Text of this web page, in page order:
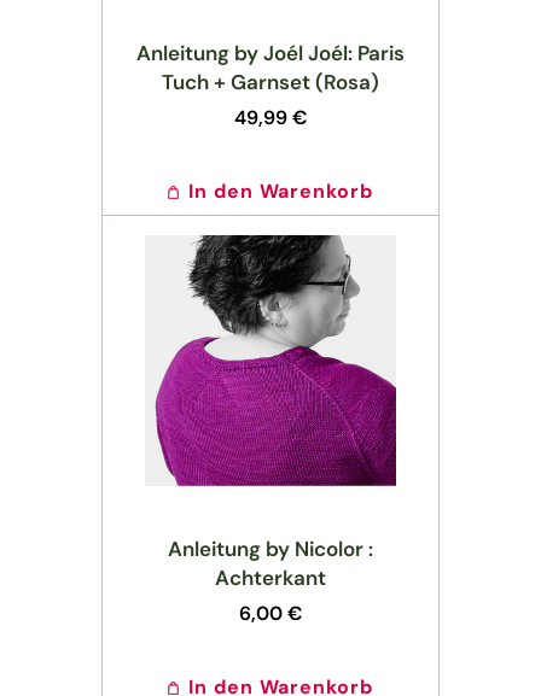
Anleitung by Joél Joél: Paris
Tuch + Garnset (Rosa)
Normaler
49,99 €
In den Warenkorb
Anleitung by Nicolor :
Achterkant
Normaler
6,00 €
In den Warenkorb